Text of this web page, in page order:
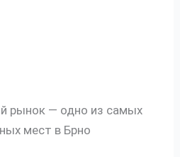
рынок — одно из самых
мест в Брно